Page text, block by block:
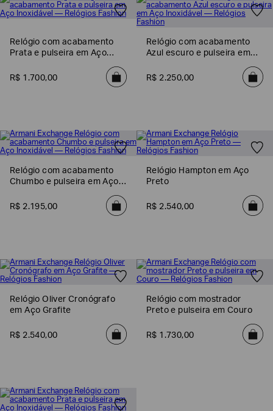
Relógio com acabamento
Prata e pulseira em Aço
R$ 1 .700,00
Relógio com acabamento
Azul escuro e pulseira em
R$ 2.250,00
Relógio com acabamento
Chumbo e pulseira em Aço
R$ 2.195,00
Relógio Hampton em Aço
Preto
R$ 2.540,00
Relógio Oliver Cronógrafo
em Aço Grafite
R$ 2.540,00
Relógio com mostrador
Preto e pulseira em Couro
R$ 1 .730,00
Estou
interessado
nas
Marcas
e
Giorgio
Armani
Armani
Produtos
Masculinos
Armani/Silos